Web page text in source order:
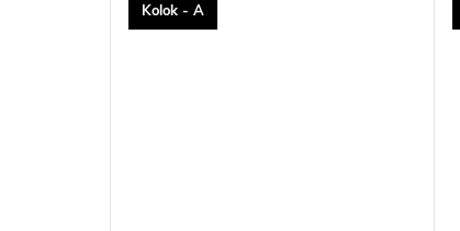
Kolok - A